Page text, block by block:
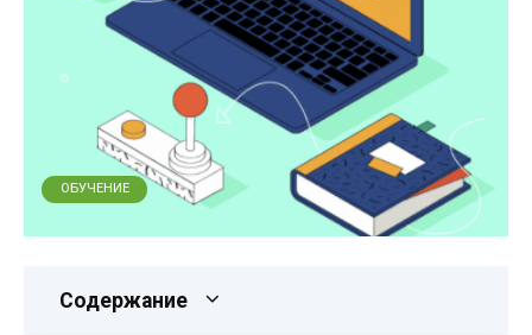
ОБУЧЕНИЕ
Содержание